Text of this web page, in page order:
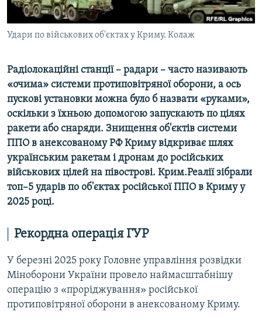
ІНФОГРАФІКА
ДОЛУЧАЙСЯ!
Усі сайти RFE/RL
Удари по військових об'єктах у Криму. Колаж
Радіолокаційні станції – радари – часто називають
«очима» системи протиповітряної оборони, а ось
пускові установки можна було б назвати «руками»,
оскільки з їхньою допомогою запускають по цілях
ракети або снаряди. Знищення об'єктів системи
ППО в анексованому РФ Криму відкриває шлях
українським ракетам і дронам до російських
військових цілей на півострові. Крим.Реалії зібрали
топ–5 ударів по об'єктах російської ППО в Криму у
2025 році.
Рекордна операція ГУР
У березні 2025 року Головне управління розвідки
Міноборони України провело наймасштабнішу
операцію з «проріджування» російської
протиповітряної оборони в анексованому Криму.